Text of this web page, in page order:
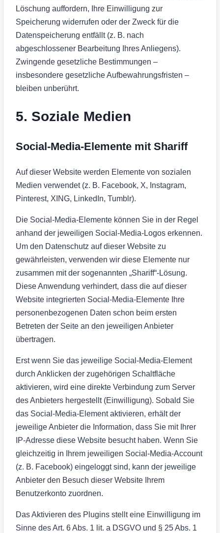
Löschung auffordern, Ihre Einwilligung zur
Speicherung widerrufen oder der Zweck für die
Datenspeicherung entfällt (z. B. nach
abgeschlossener Bearbeitung Ihres Anliegens).
Zwingende gesetzliche Bestimmungen –
insbesondere gesetzliche Aufbewahrungsfristen –
bleiben unberührt.
5. Soziale Medien
Social-Media-Elemente mit Shariff
Auf dieser Website werden Elemente von sozialen
Medien verwendet (z. B. Facebook, X, Instagram,
Pinterest, XING, LinkedIn, Tumblr).
Die Social-Media-Elemente können Sie in der Regel
anhand der jeweiligen Social-Media-Logos erkennen.
Um den Datenschutz auf dieser Website zu
gewährleisten, verwenden wir diese Elemente nur
zusammen mit der sogenannten „Shariff“-Lösung.
Diese Anwendung verhindert, dass die auf dieser
Website integrierten Social-Media-Elemente Ihre
personenbezogenen Daten schon beim ersten
Betreten der Seite an den jeweiligen Anbieter
übertragen.
Erst wenn Sie das jeweilige Social-Media-Element
durch Anklicken der zugehörigen Schaltfläche
aktivieren, wird eine direkte Verbindung zum Server
des Anbieters hergestellt (Einwilligung). Sobald Sie
das Social-Media-Element aktivieren, erhält der
jeweilige Anbieter die Information, dass Sie mit Ihrer
IP-Adresse diese Website besucht haben. Wenn Sie
gleichzeitig in Ihrem jeweiligen Social-Media-Account
(z. B. Facebook) eingeloggt sind, kann der jeweilige
Anbieter den Besuch dieser Website Ihrem
Benutzerkonto zuordnen.
Das Aktivieren des Plugins stellt eine Einwilligung im
Sinne des Art. 6 Abs. 1 lit. a DSGVO und § 25 Abs. 1